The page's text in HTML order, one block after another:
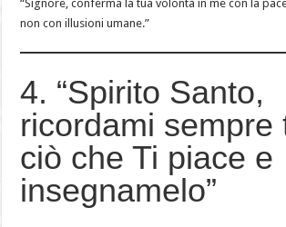
“Signore, conferma la tua volontà in me con la
non con illusioni umane.”
4. “Spirito Santo,
ricordami sempre
ciò che Ti piace e
insegnamelo”